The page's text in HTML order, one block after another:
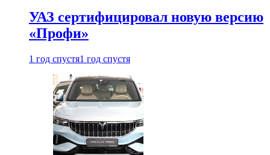
УАЗ сертифицировал новую версию
«Профи»
1 год спустя1 год спустя